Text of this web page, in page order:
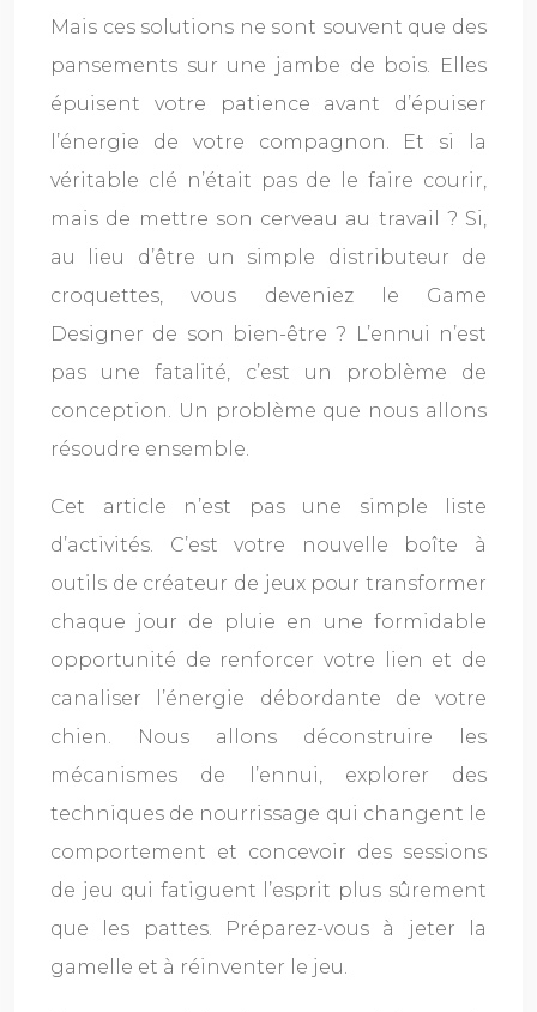
Mais ces solutions ne sont souvent que des
pansements sur une jambe de bois. Elles
épuisent votre patience avant d’épuiser
l’énergie de votre compagnon. Et si la
véritable clé n’était pas de le faire courir,
mais de mettre son cerveau au travail ? Si,
au lieu d’être un simple distributeur de
croquettes, vous deveniez le Game
Designer de son bien-être ? L’ennui n’est
pas une fatalité, c’est un problème de
conception. Un problème que nous allons
résoudre ensemble.
Cet article n’est pas une simple liste
d’activités. C’est votre nouvelle boîte à
outils de créateur de jeux pour transformer
chaque jour de pluie en une formidable
opportunité de renforcer votre lien et de
canaliser l’énergie débordante de votre
chien. Nous allons déconstruire les
mécanismes de l’ennui, explorer des
techniques de nourrissage qui changent le
comportement et concevoir des sessions
de jeu qui fatiguent l’esprit plus sûrement
que les pattes. Préparez-vous à jeter la
gamelle et à réinventer le jeu.